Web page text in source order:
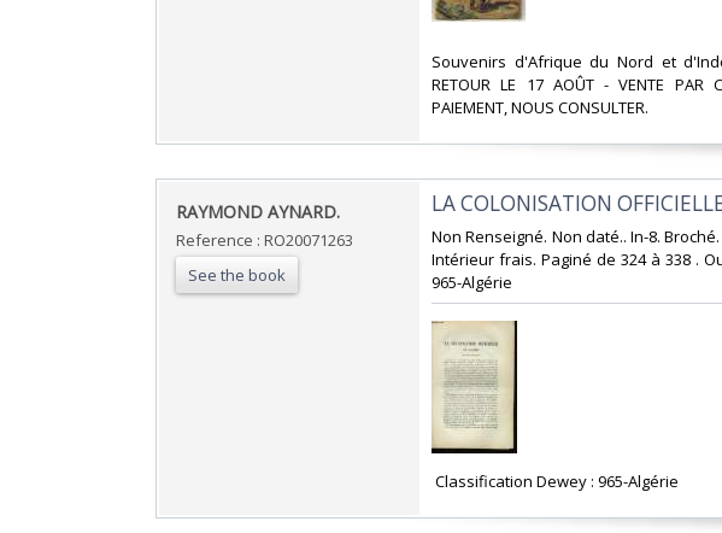
‎Souvenirs d'Afrique du Nord et
RETOUR LE 17 AOÛT - VENTE PAR
PAIEMENT, NOUS CONSULTER.‎
‎RAYMOND AYNARD.‎
Reference : RO20071263
See the book
‎LA COLONISATION
‎Non Renseigné. Non daté.. In-8.
Intérieur frais. Paginé de 324 à 338 .
965-Algérie‎
‎ Classification Dewey : 965-Algérie‎